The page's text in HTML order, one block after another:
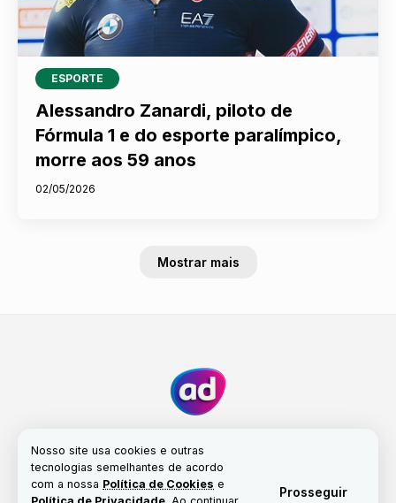
Nosso site usa cookies e outras
tecnologias semelhantes de acordo
com a nossa Política de Cookies e
Prosseguir
ESPORTE
Alessandro Zanardi, piloto de
Fórmula 1 e do esporte paralímpico,
morre aos 59 anos
02/05/2026
Mostrar mais
Fale conosco Nossa história Propriedade